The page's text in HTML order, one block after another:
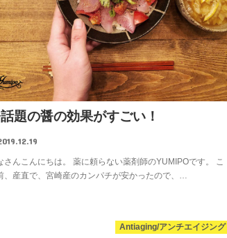
題の醤の効果がすごい！
さんこんにちは。 薬に頼らない薬剤師のYUMIPOです。 こ
、産直で、宮崎産のカンパチが安かったので、…
Antiaging/アンチエイジング